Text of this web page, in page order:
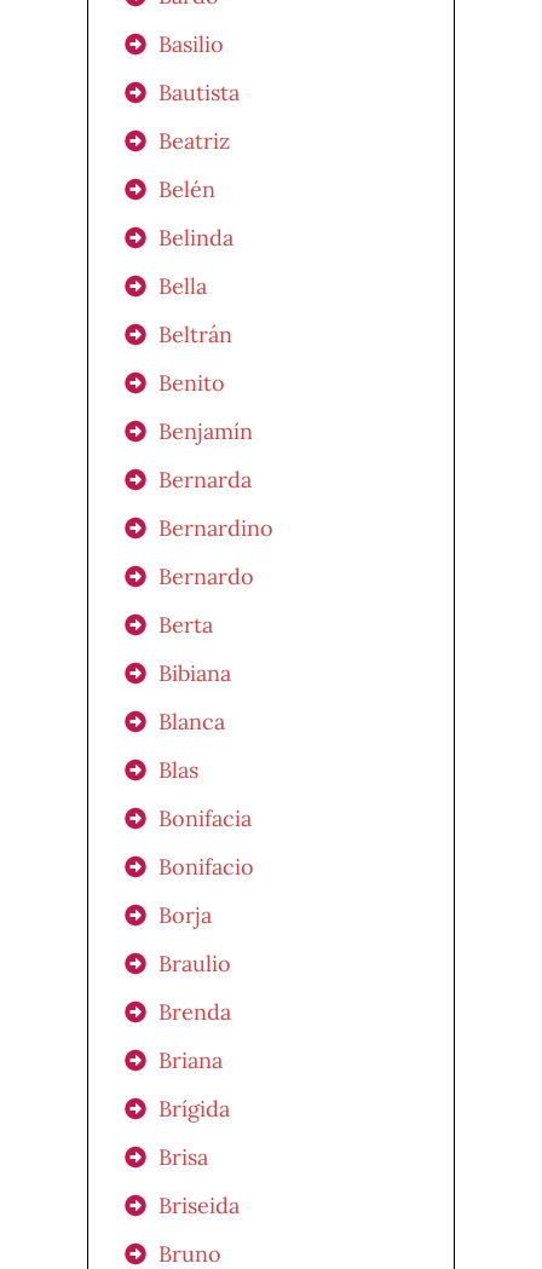
Basilio
Bautista
Beatriz
Belén
Belinda
Bella
Beltrán
Benito
Benjamín
Bernarda
Bernardino
Bernardo
Berta
Bibiana
Blanca
Blas
Bonifacia
Bonifacio
Borja
Braulio
Brenda
Briana
Brígida
Brisa
Briseida
Bruno